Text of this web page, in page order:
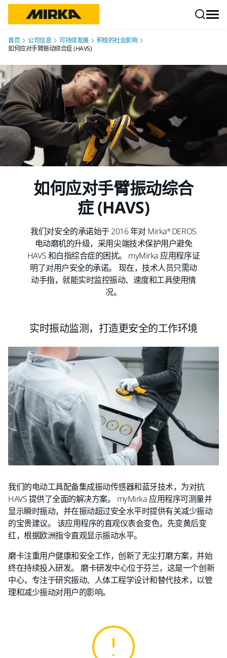
首页 公司信息 可持续发展
积极的社会影响
如何应对手臂振动综合症 (HAVS)
如何应对手臂振动综合
症 (HAVS)
我们对安全的承诺始于 2016 年对 Mirka® DEROS
电动磨机的升级，采用尖端技术保护用户避免
HAVS 和白指综合症的困扰。 myMirka 应用程序证
明了对用户安全的承诺。 现在，技术人员只需动
动手指，就能实时监控振动、速度和工具使用情
况。
实时振动监测，打造更安全的工作环境
我们的电动工具配备集成振动传感器和蓝牙技术，为对抗
HAVS 提供了全面的解决方案。 myMirka 应用程序可测量并
显示瞬时振动，并在振动超过安全水平时提供有关减少振动
的宝贵建议。 该应用程序的直观仪表会变色，先变黄后变
红，根据欧洲指令直观显示振动水平。
磨卡注重用户健康和安全工作，创新了无尘打磨方案，并始
终在持续投入研发。 磨卡研发中心位于芬兰，这是一个创新
中心，专注于研究振动、人体工程学设计和替代技术，以管
理和减少振动对用户的影响。